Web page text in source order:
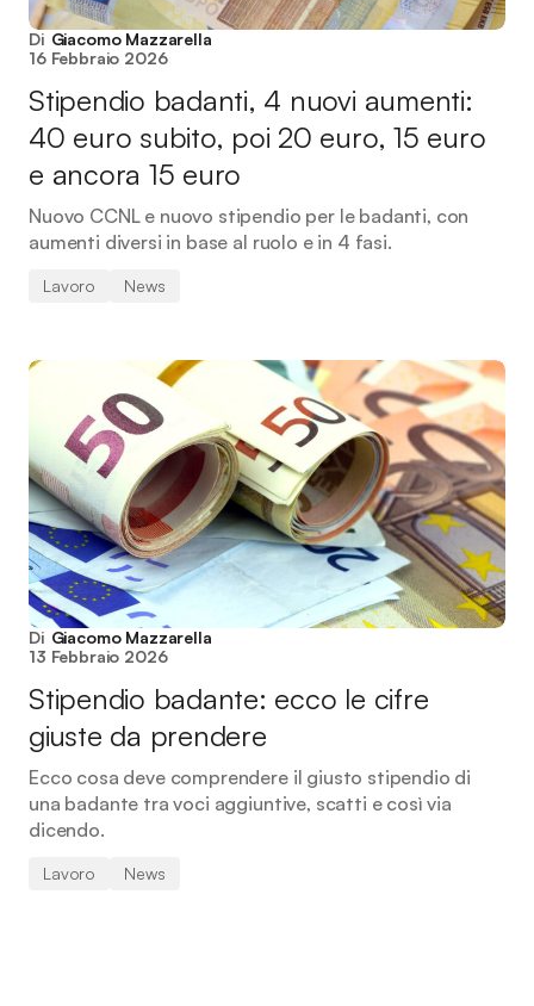
Di Giacomo Mazzarella
16 Febbraio 2026
Stipendio badanti, 4 nuovi aumenti:
40 euro subito, poi 20 euro, 15 euro
e ancora 15 euro
Nuovo CCNL e nuovo stipendio per le badanti, con
aumenti diversi in base al ruolo e in 4 fasi.
Lavoro News
Di Giacomo Mazzarella
13 Febbraio 2026
Stipendio badante: ecco le cifre
giuste da prendere
Ecco cosa deve comprendere il giusto stipendio di
una badante tra voci aggiuntive, scatti e così via
dicendo.
Lavoro News